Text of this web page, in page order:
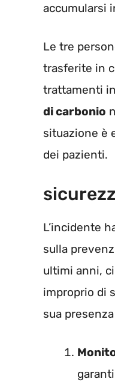
accumularsi
Le tre
trasferite in
trattamenti
di carbonio
situazione è
dei pazienti.
L’incidente
sulla
ultimi anni,
improprio di
sua